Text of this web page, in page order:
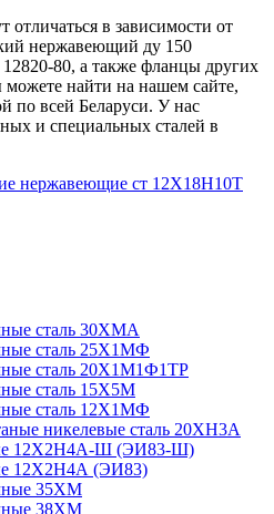
отличаться в зависимости от
нержавеющий ду 150
80, а также фланцы других
найти на нашем сайте,
по всей Беларуси. У нас
и специальных сталей в
нержавеющие ст 12Х18Н10Т
сталь 30ХМА
сталь 25Х1МФ
сталь 20Х1М1Ф1ТР
сталь 15Х5М
сталь 12Х1МФ
никелевые сталь 20ХН3А
12Х2Н4А-Ш (ЭИ83-Ш)
12Х2Н4А (ЭИ83)
35ХМ
38ХМ